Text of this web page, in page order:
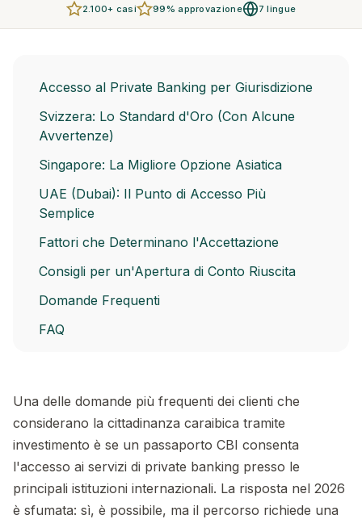
2.100+ casi
99% approvazione 7 lingue
Accesso al Private Banking per Giurisdizione
Svizzera: Lo Standard d'Oro (Con Alcune
Avvertenze)
Singapore: La Migliore Opzione Asiatica
UAE (Dubai): Il Punto di Accesso Più
Semplice
Fattori che Determinano l'Accettazione
Consigli per un'Apertura di Conto Riuscita
Domande Frequenti
FAQ
Una delle domande più frequenti dei clienti che
considerano la cittadinanza caraibica tramite
investimento è se un passaporto CBI consenta
l'accesso ai servizi di private banking presso le
principali istituzioni internazionali. La risposta nel 2026
è sfumata: sì, è possibile, ma il percorso richiede una